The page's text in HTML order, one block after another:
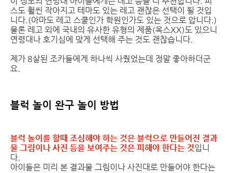
스도 훨씬 작아지고 테마도 있는 레고 괜찮은 선택이 될 것입
니다.(아마도 레고 스쿨인가 학원인가도 있는 것으로 압니다.)
물론 레고 외에 국내의 유사한 유형의 제품(옥스XX)도 있으니
연령대나 호기심에 맞게 선택해 주는 것도 괜찮습니다.
제가 8살된 조카들에게 하나씩 사줬었는데 정말 좋아하더군
요.
블럭 놀이 완구 놀이 방법
블럭 놀이를 할때 조심해야 하는 것은 블럭으로 만들어진 결과
물 그림이나 사진 등을 보여주는 것은 피해야 한다는 것입니
다.
아이들은 미리 본 결과물 그림이나 사진대로 만들어야 한다는